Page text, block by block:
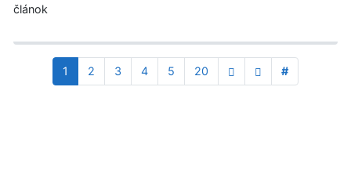
článok
1 2 3 4 5 20 #